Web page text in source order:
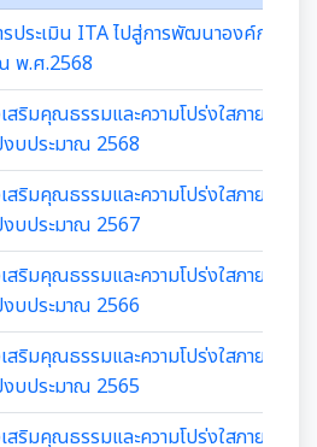
ะจำปี
ติดตามการดำเนินงานประจำปีรอบ 6
นินงานประจำปี
ะประเมินผลแผนพัฒนาท้องถิ่น
รปฏิบัติงาน
ามรู้
ำแหน่ง
ก.จ. ก.ท. และ ก.อบต.
อน
รขอรับบริการสำหรับประชาชน
ริการ
รายจ่าย
ประเมิน ITA ไปสู่การพัฒนาองค์กร ประ
พ.ศ.2568
สริมคุณธรรมและความโปร่งใสภายในหน่
งบประมาณ 2568
สริมคุณธรรมและความโปร่งใสภายในหน่
งบประมาณ 2567
สริมคุณธรรมและความโปร่งใสภายในหน่
งบประมาณ 2566
สริมคุณธรรมและความโปร่งใสภายในหน่
งบประมาณ 2565
สริมคุณธรรมและความโปร่งใสภายในหน่